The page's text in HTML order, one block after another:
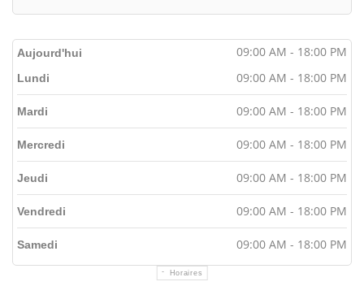
Aujourd'hui 09:00 AM - 18:00 PM
Horaires
Lundi 09:00 AM - 18:00 PM
Mardi 09:00 AM - 18:00 PM
Mercredi 09:00 AM - 18:00 PM
Jeudi 09:00 AM - 18:00 PM
Vendredi 09:00 AM - 18:00 PM
Samedi 09:00 AM - 18:00 PM